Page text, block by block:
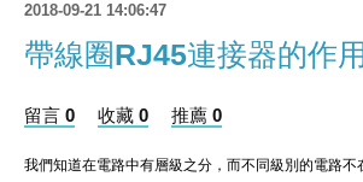
2018-09-21 14:06:47
帶線圈RJ45連接器的作
留言 0 收藏 0 推薦 0
我們知道在電路中有層級之分，而不同級別的電路